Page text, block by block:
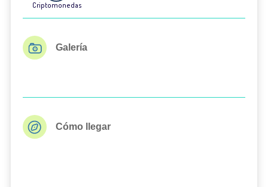
Criptomonedas
Galería
Cómo llegar